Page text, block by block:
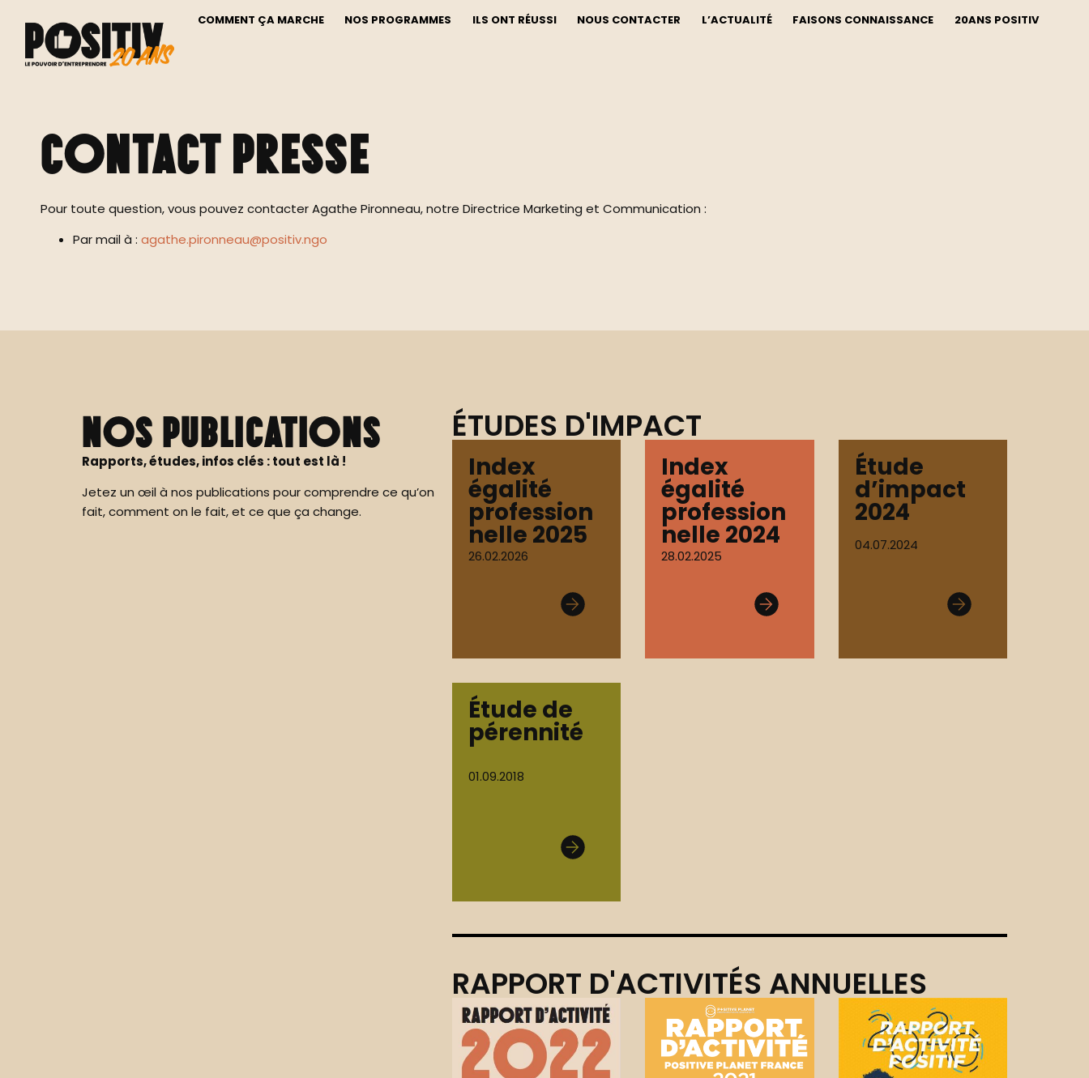
COMMENT ÇA MARCHE NOS PROGRAMMES ILS ONT RÉUSSI NOUS CONTACTER L’ACTUALITÉ FAISONS CONNAISSANCE 20ANS POSITIV
Espace Presse
Contact Presse
Pour toute question, vous pouvez contacter Agathe Pironneau, notre Directrice Marketing et Communication :
Par mail à : agathe.pironneau@positiv.ngo
Nos publications
Rapports, études, infos clés : tout est là !
Jetez un œil à nos publications pour comprendre ce qu’on
fait, comment on le fait, et ce que ça change.
ÉTUDES D'IMPACT
Index
égalité
profession
nelle 2025
26.02.2026
Index
égalité
profession
nelle 2024
28.02.2025
Étude
d’impact
2024
04.07.2024
Étude de
pérennité
01.09.2018
RAPPORT D'ACTIVITÉS ANNUELLES